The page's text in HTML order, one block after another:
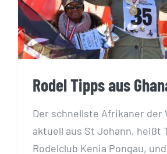
Rodel Tipps aus
Der schnellste Afrikaner der
aktuell aus St Johann, heißt
Rodelclub Kenia Pongau,